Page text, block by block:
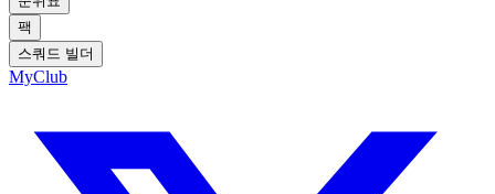
팩
스쿼드 빌더
MyClub